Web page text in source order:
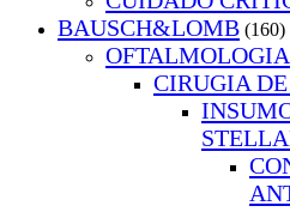
BAUSCH&LOMB (160)
OFTALMOLOGIA
CIRUGIA